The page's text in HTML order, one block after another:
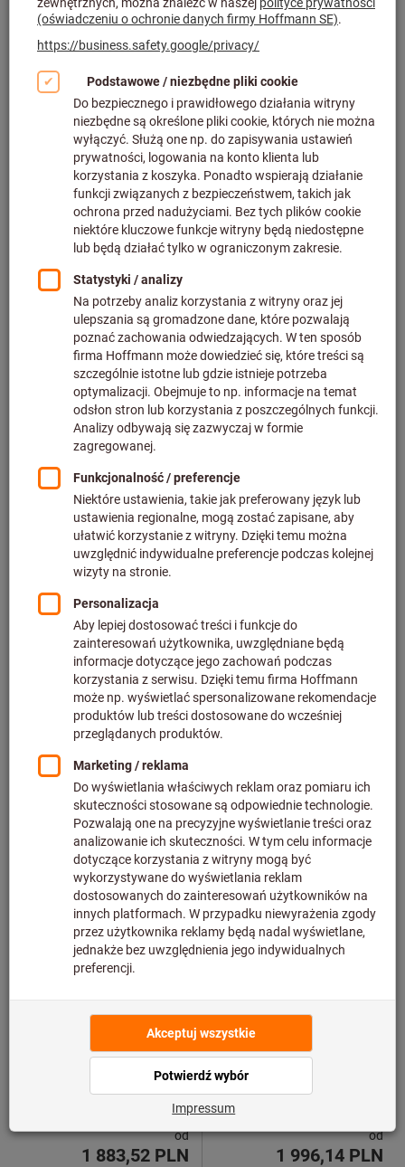
Filtruj i sortuj
produkty
Produkty
Frezy piłkowe PolySAW-G
szerokość ap = 1,5 mm TiAlN
mimatic®
Nr art.: 218224
od
1 924,85 PLN
plus podatek VAT w
obowiązującej wysokości
5 wariantów
Weldon
mimatic®
Nr art.: 218205
6 wariantów
Frezy piłkowe PolySAW-G
szerokość ap
Nr art.: 218220
od
1 883,52 PLN
Frezy tarczowe DeepMILL-G
p
= 2 mm TiAlN
mimatic®
Nr art.: 218230
od
1 996,14 PLN